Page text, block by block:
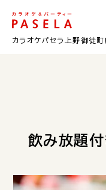
カラオケパセラ上野御徒町
飲み放題付